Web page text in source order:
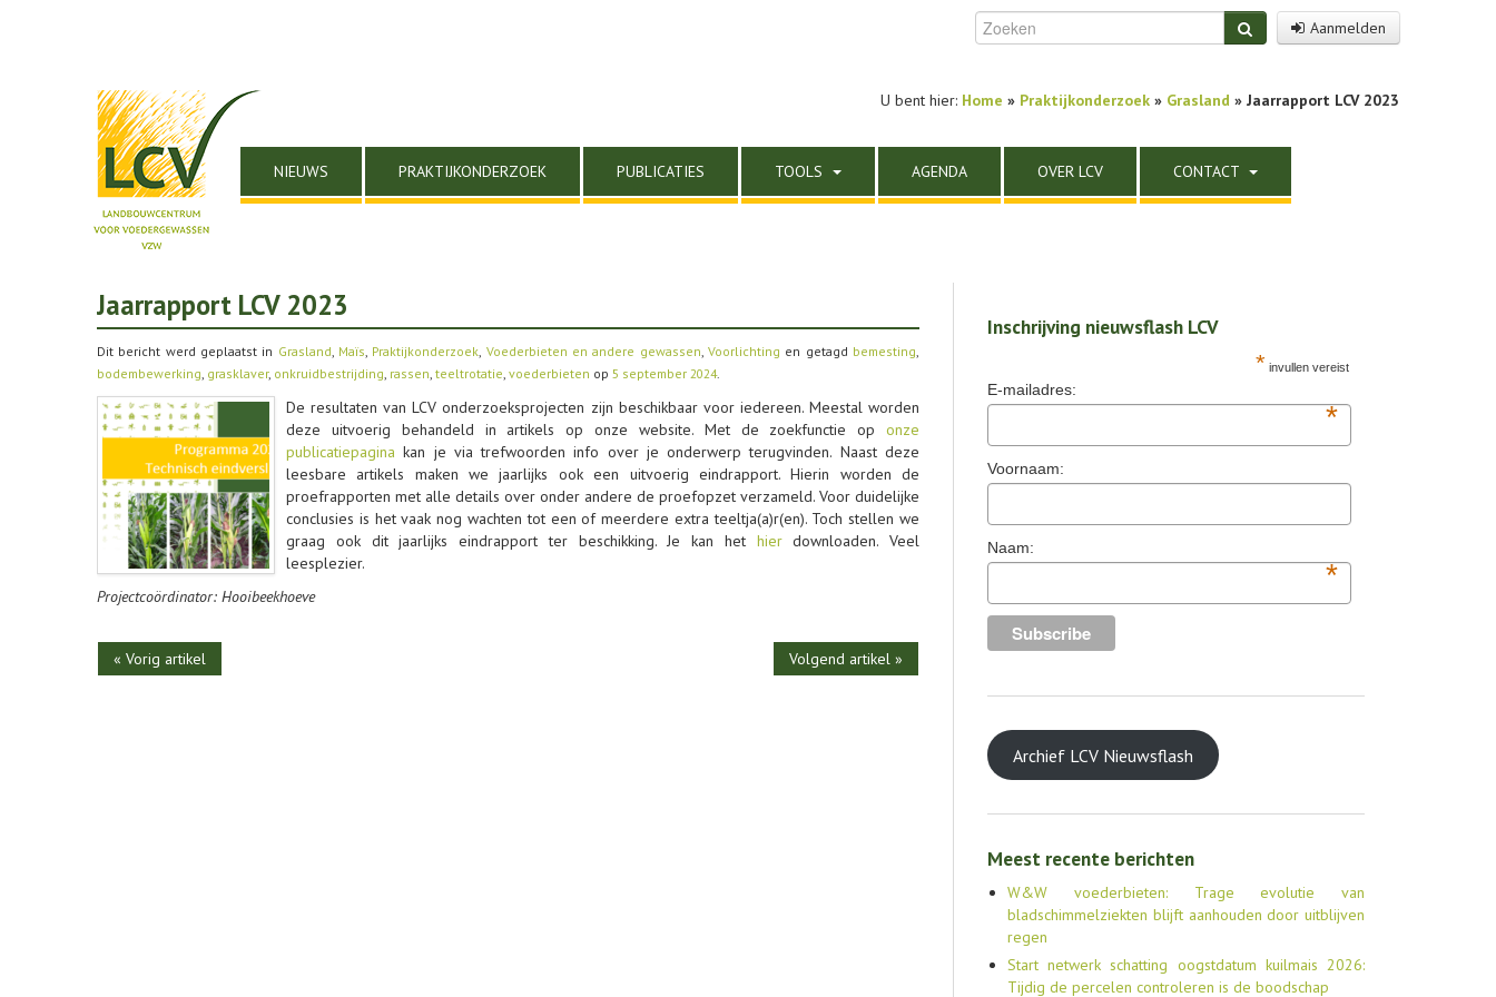
Aanmelden
U bent hier: Home » Praktijkonderzoek » Grasland » Jaarrapport LCV 2023
NIEUWS PRAKTIJKONDERZOEK PUBLICATIES TOOLS AGENDA OVER LCV CONTACT
Jaarrapport LCV 2023
Dit bericht werd geplaatst in Grasland, Maïs, Praktijkonderzoek, Voederbieten en andere gewassen,Voorlichting en getagd bemesting,
bodembewerking, grasklaver, onkruidbestrijding, rassen, teeltrotatie, voederbieten op 5 september 2024.
De resultaten van LCV onderzoeksprojecten zijn beschikbaar voor iedereen. Meestal worden
deze uitvoerig behandeld in artikels op onze website. Met de zoekfunctie op onze
publicatiepaginakan je via trefwoorden info over je onderwerp terugvinden. Naast deze
leesbare artikels maken we jaarlijks ook een uitvoerig eindrapport. Hierin worden de
proefrapporten met alle details over onder andere de proefopzet verzameld. Voor duidelijke
conclusies is het vaak nog wachten tot een of meerdere extra teeltja(a)r(en). Toch stellen we
graag ook dit jaarlijks eindrapport ter beschikking. Je kan het hierdownloaden. Veel
leesplezier.
Projectcoördinator: Hooibeekhoeve
« Vorig artikel Volgend artikel »
Inschrijving nieuwsflash LCV
* invullen vereist
E-mailadres:
*
Voornaam:
Naam:
*
Archief LCV Nieuwsflash
Meest recente berichten
W&W voederbieten: Trage evolutie van
bladschimmelziekten blijft aanhouden door uitblijven
regen
Start netwerk schatting oogstdatum kuilmais 2026:
Tijdig de percelen controleren is de boodschap